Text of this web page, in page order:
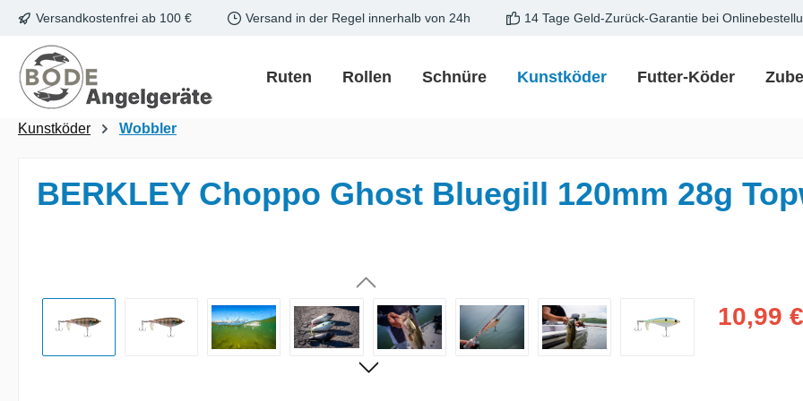
Hauptinhalt springen
Zur Suche springen
Zur Hauptnavigation springen
Versandkostenfrei ab 100 € Versand in der Regel innerhalb von 24h 14 Tage Geld-Zurück-Garantie bei
Ruten Rollen Schnüre Kunstköder Futter-Köder
Kunstköder Wobbler
BERKLEY Choppo Ghost Bluegill 120mm 28g
Verkaufspreis:
10,99 €